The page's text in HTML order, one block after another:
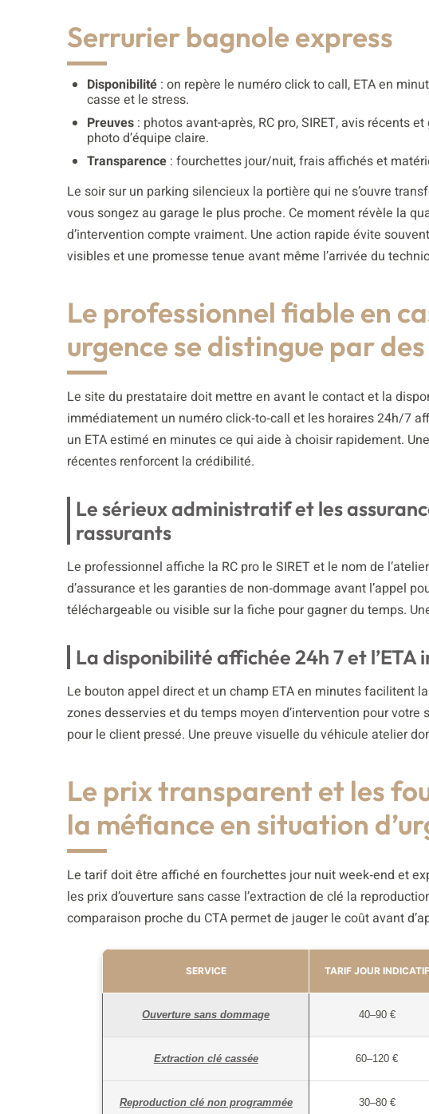
Serrurier bagnole express
Disponibilité: on repère le numéro click to call, ETA en
casse et le stress.
Preuves: photos avant-après, RC pro, SIRET, avis récents
photo d’équipe claire.
Transparence: fourchettes jour/nuit, frais affichés et
Le soir sur un parking silencieux la portière qui ne s’ouvre
vous songez au garage le plus proche. Ce moment révèle la
d’intervention compte vraiment. Une action rapide évite
visibles et une promesse tenue avant même l’arrivée du
Le professionnel fiable en
urgence se distingue par
Le site du prestataire doit mettre en avant le contact et la
immédiatement un numéro click‑to‑call et les horaires 24h/7
un ETA estimé en minutes ce qui aide à choisir rapidement.
récentes renforcent la crédibilité.
Le sérieux administratif et les
rassurants
Le professionnel affiche la RC pro le SIRET et le nom de
d’assurance et les garanties de non‑dommage avant l’appel
téléchargeable ou visible sur la fiche pour gagner du temps.
La disponibilité affichée 24h 7 et
Le bouton appel direct et un champ ETA en minutes facilitent
zones desservies et du temps moyen d’intervention pour
pour le client pressé. Une preuve visuelle du véhicule atelier
Le prix transparent et les
la méfiance en situation
Le tarif doit être affiché en fourchettes jour nuit week‑end et
les prix d’ouverture sans casse l’extraction de clé la
comparaison proche du CTA permet de jauger le coût avant
SERVICE TARIF JOUR INDICATIF
Ouverture sans dommage 40–90 €
Extraction clé cassée 60–120 €
Reproduction clé non programmée 30–80 €